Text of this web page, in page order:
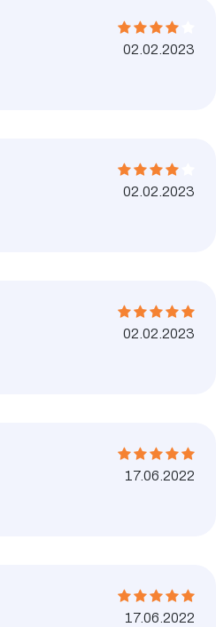
02.02.2023
02.02.2023
02.02.2023
17.06.2022
17.06.2022